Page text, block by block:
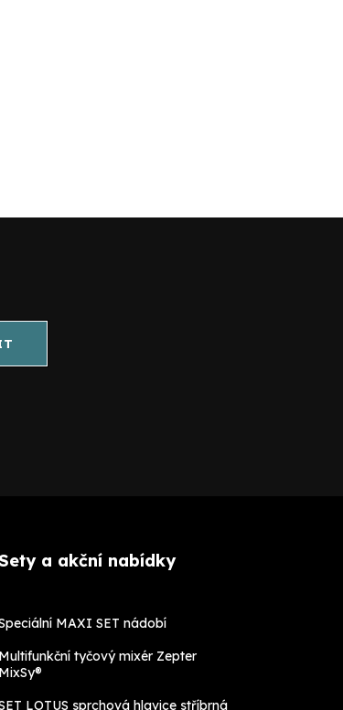
a akční nabídky
MAXI SET nádobí
Multifunkční tyčový mixér Zepter
MixSy®
LOTUS sprchová hlavice stříbrná